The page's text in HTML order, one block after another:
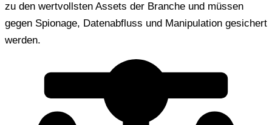
zu den wertvollsten Assets der Branche und müssen
gegen Spionage, Datenabfluss und Manipulation gesichert
werden.